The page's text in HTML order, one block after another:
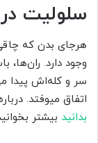
سلولیت
هرجای بدن که
وجود دارد.
سر و کله‌اش پیدا
اتفاق میوفتد.
بدانید بیشتر